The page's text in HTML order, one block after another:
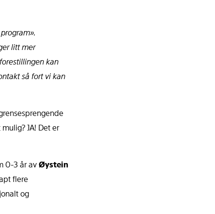
litt mer
kan
så fort vi kan
JA! Det er
0-3 år avØystein
flere
og